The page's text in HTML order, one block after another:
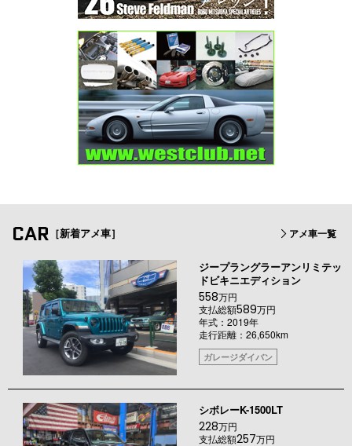
CAR ［新着アメ車］ アメ車一覧
ジープラングラーアンリミテッ
ドビキニエディション
558万円
支払総額589万円
年式：2019年
走行距離：26,650km
ガレージダイバン
シボレーK-1500LT
228万円
支払総額257万円